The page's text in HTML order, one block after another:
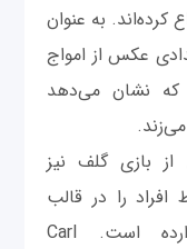
به عنوان
عکس از امواج
که نشان می‌دهد
بازی گلف نیز
را در قالب
ویدیویی کوتاه به نمایش گذارده است. Carl